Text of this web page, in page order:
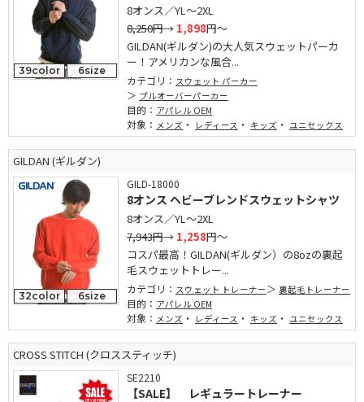
39color 6size
8オンス／YL～2XL
8,250円→ 1,898円～
GILDAN(ギルダン)の大人気スウェットパーカ
ー！アメリカンな風合...
カテゴリ： スウェット パーカー
プルオーバーパーカー
目的： アパレル OEM
対象： メンズ ・ レディース ・ キッズ ・ ユニセックス
GILDAN (ギルダン)
32color 6size
GILD-18000
8オンス ヘビーブレンドスウェットシャツ
8オンス／YL～2XL
7,943円→ 1,258円～
コスパ最高！GILDAN(ギルダン）の8ozの裏起
毛スウェットトレー...
カテゴリ： スウェット トレーナー 裏起毛トレーナー
目的： アパレル OEM
対象： メンズ ・ レディース ・ キッズ ・ ユニセックス
CROSS STITCH (クロススティッチ)
SE2210
【SALE】 レギュラートレーナー